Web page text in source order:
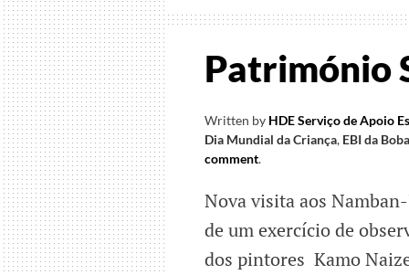
Património
Written by HDE Serviço de Apoio
Dia Mundial da Criança, EBI da
comment.
Nova visita aos
de um exercício de
dos pintores Kamo